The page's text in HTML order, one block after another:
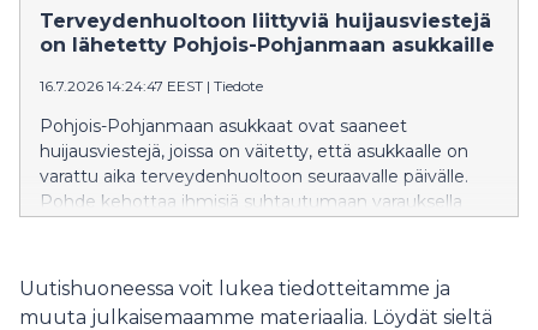
palveluja.
Terveydenhuoltoon liittyviä huijausviestejä
on lähetetty Pohjois-Pohjanmaan asukkaille
16.7.2026 14:24:47 EEST | Tiedote
Pohjois-Pohjanmaan asukkaat ovat saaneet
huijausviestejä, joissa on väitetty, että asukkaalle on
varattu aika terveydenhuoltoon seuraavalle päivälle.
Pohde kehottaa ihmisiä suhtautumaan varauksella
Uutishuoneessa voit lukea tiedotteitamme ja
muuta julkaisemaamme materiaalia. Löydät sieltä